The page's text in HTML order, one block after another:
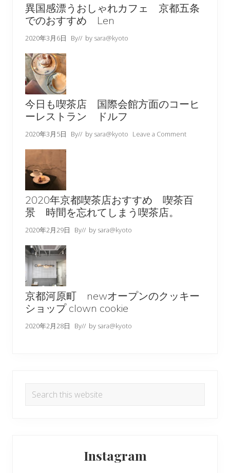
異国感漂うおしゃれカフェ 京都五条
でのおすすめ Len
2020年3月6日 By// by sara@kyoto
今日も喫茶店 国際会館方面のコーヒ
ーレストラン ドルフ
2020年3月5日 By// by sara@kyoto Leave a Comment
2020年京都喫茶店おすすめ 喫茶百
景 時間を忘れてしまう喫茶店。
2020年2月29日 By// by sara@kyoto
京都河原町 newオープンのクッキー
ショップ clown cookie
2020年2月28日 By// by sara@kyoto
Search
Instagram